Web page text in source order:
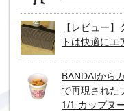
【レビュー
トは快適にエ
BANDAIから
で再現された
1/1 カップヌ